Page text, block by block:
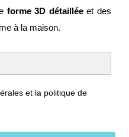
forme 3D détailléeet des
à la maison.
et la politique de